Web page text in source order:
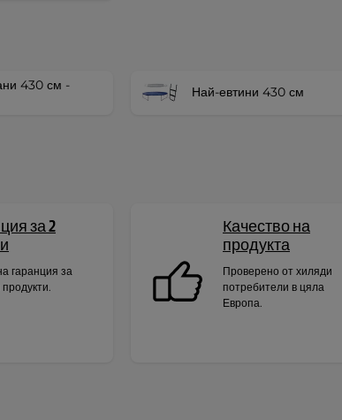
430 см -
Най-евтини 430 см
за 2
гаранция за
Качество на
продукта
Проверено от хиляди
потребители в цяла
Европа.